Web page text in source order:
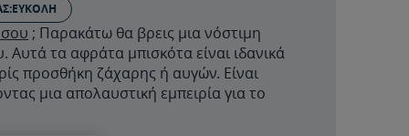
ΕΎΚΟΛΗ
; Παρακάτω θα βρεις μια νόστιμη
τα αφράτα μπισκότα είναι ιδανικά
προσθήκη ζάχαρης ή αυγών. Είναι
μια απολαυστική εμπειρία για το